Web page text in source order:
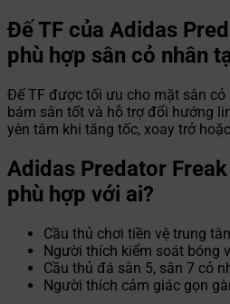
Đế TF của Adidas
phù hợp sân cỏ nhân
Đế TF được tối ưu cho mặt sân cỏ
bám sân tốt và hỗ trợ đổi hướng
yên tâm khi tăng tốc, xoay trở
Adidas Predator
phù hợp với ai?
Cầu thủ chơi tiền vệ trung
Người thích kiểm soát bóng
Cầu thủ đá sân 5, sân 7 cỏ
Người thích cảm giác gọn